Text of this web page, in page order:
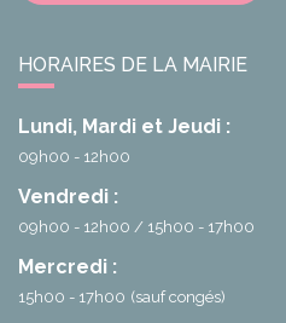
HORAIRES DE LA MAIRIE
Lundi, Mardi et Jeudi :
09h00 - 12h00
Vendredi :
09h00 - 12h00 15h00 - 17h00
Mercredi :
15h00 - 17h00 (sauf congés)